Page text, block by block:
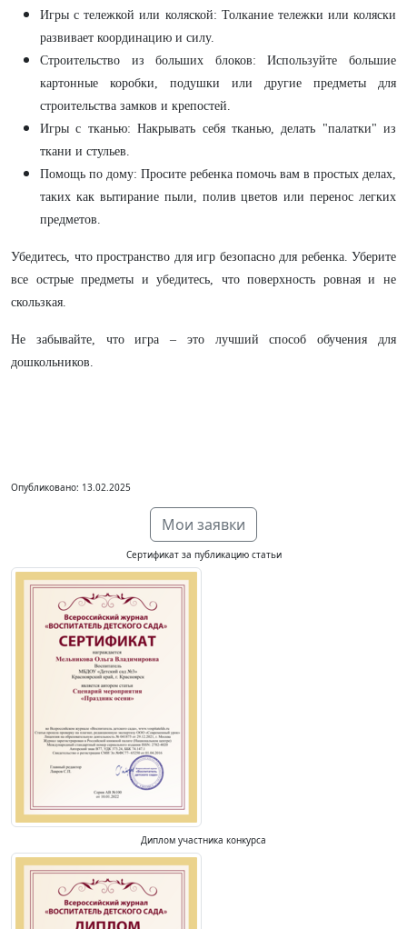
Игры с тележкой или коляской: Толкание тележки или коляски
развивает координацию и силу.
Строительство из больших блоков: Используйте большие
картонные коробки, подушки или другие предметы для
строительства замков и крепостей.
Игры с тканью: Накрывать себя тканью, делать "палатки" из
ткани и стульев.
Помощь по дому: Просите ребенка помочь вам в простых делах,
таких как вытирание пыли, полив цветов или перенос легких
предметов.
Убедитесь, что пространство для игр безопасно для ребенка. Уберите
все острые предметы и убедитесь, что поверхность ровная и не
скользкая.
Не забывайте, что игра – это лучший способ обучения для
дошкольников.
Опубликовано: 13.02.2025
Мои заявки
Сертификат за публикацию статьи
Диплом участника конкурса